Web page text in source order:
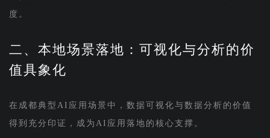
度。
二、本地场景落地：可视化与分析的价
值具象化
在成都典型AI应用场景中，数据可视化与数据分析的价值
得到充分印证，成为AI应用落地的核心支撑。